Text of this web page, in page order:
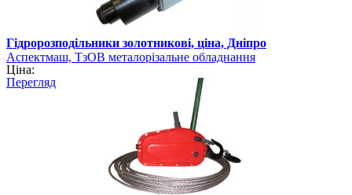
Гідророзподільники золотникові, ціна, Дніпро
Аспектмаш, ТзОВ металорізальне обладнання
Ціна:
Перегляд